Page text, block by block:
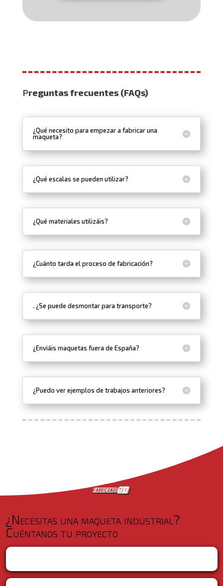
Preguntas frecuentes (FAQs)
¿Qué necesito para empezar a fabricar una
maqueta?
¿Qué escalas se pueden utilizar?
¿Qué materiales utilizáis?
¿Cuánto tarda el proceso de fabricación?
. ¿Se puede desmontar para transporte?
¿Enviáis maquetas fuera de España?
¿Puedo ver ejemplos de trabajos anteriores?
¿Necesitas una maqueta industrial?
Cuéntanos tu proyecto